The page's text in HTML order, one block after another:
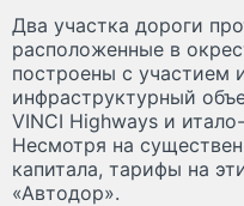
Два участка дороги
расположенные в
построены с участием
инфраструктурный
VINCI Highways и
Несмотря на
капитала, тарифы на
«Автодор».